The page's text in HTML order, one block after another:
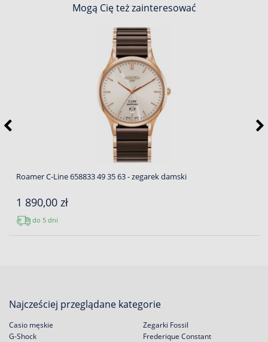
Mogą Cię też zainteresować
Roamer C-Line 658833 49 35 63 - zegarek damski
1 890,00 zł
do 5 dni
Najcześciej przeglądane kategorie
Casio męskie
G-Shock
Zegarki Fossil
Frederique Constant